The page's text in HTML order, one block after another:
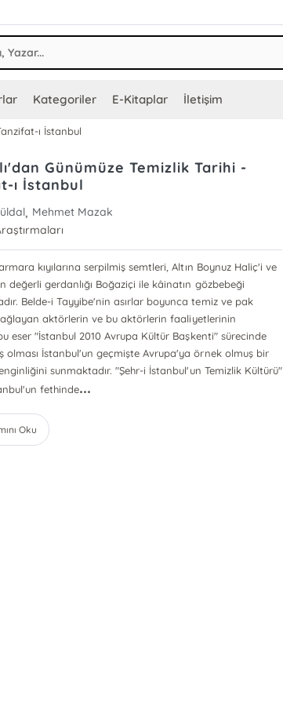
Kategoriler E-Kitaplar İletişim
ı İstanbul
Günümüze Temizlik Tarihi -
ı İstanbul
, Mehmet Mazak
kıyılarına serpilmiş semtleri, Altın Boynuz Haliç'i ve
değerli gerdanlığı Boğaziçi ile kâinatın gözbebeği
Belde-i Tayyibe'nin asırlar boyunca temiz ve pak
aktörlerin ve bu aktörlerin faaliyetlerinin
bu eser "İstanbul 2010 Avrupa Kültür Başkenti" sürecinde
olması İstanbul'un geçmişte Avrupa'ya örnek olmuş bir
sunmaktadır. "Şehr-i İstanbul'un Temizlik Kültürü"
fethinde...
Oku